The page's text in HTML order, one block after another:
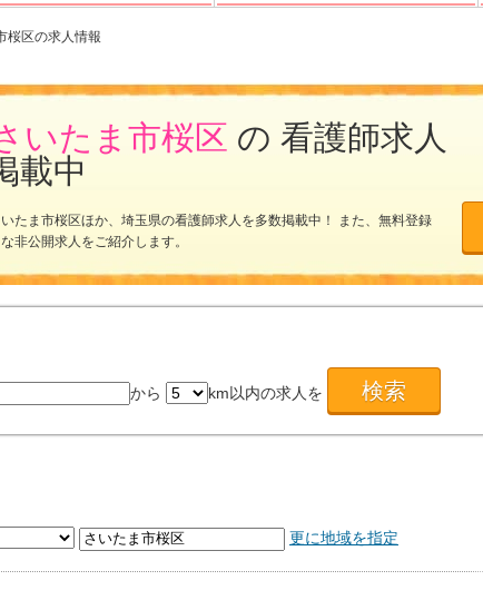
桜区の求人情報
いたま市桜区 の 看護師求人
載中
たま市桜区ほか、埼玉県の看護師求人を多数掲載中！ また、無料登録
非公開求人をご紹介します。
から km以内の求人を
更に地域を指定